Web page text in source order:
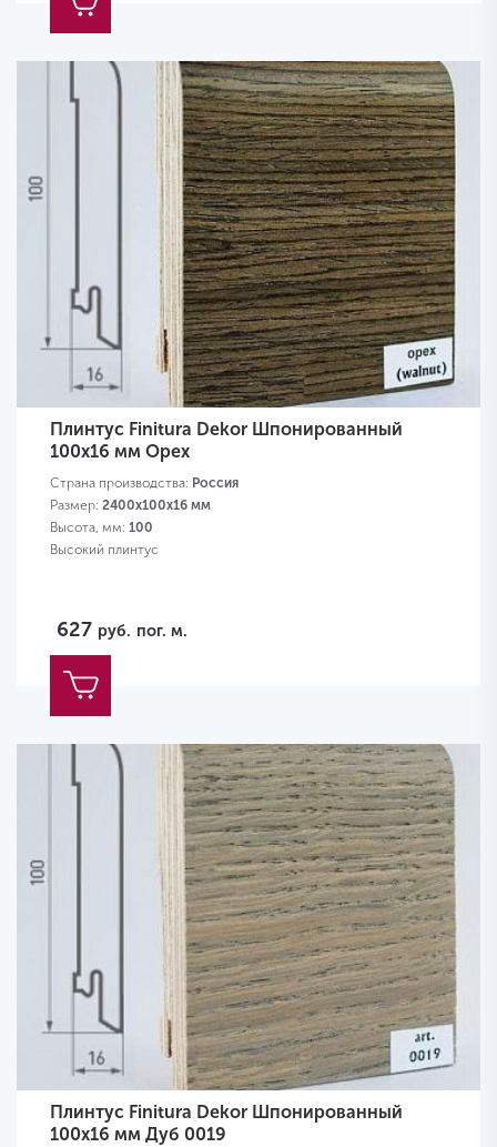
Плинтус Finitura Dekor Шпонированный
100х16 мм Орех
Страна производства: Россия
Размер: 2400х100х16 мм
Высота, мм: 100
Высокий плинтус
627 руб. пог. м.
Плинтус Finitura Dekor Шпонированный
100х16 мм Дуб 0019